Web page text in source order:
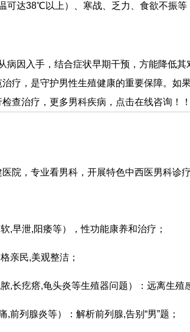
达38℃以上）、寒战、乏力、食欲不振等
因入手，结合症状早期干预，方能降低其
疗，是守护男性生殖健康的重要保障。如
查治疗，更多男科疾病，点击在线咨询！！
院，专业看男科，开展特色中西医男科诊
,早泄,阳痿等），性功能康养和治疗；
亲民,美观整洁；
,长疙瘩,龟头炎等生殖器问题）：远离生殖
前列腺炎等）：解析前列腺,告别“男”题；